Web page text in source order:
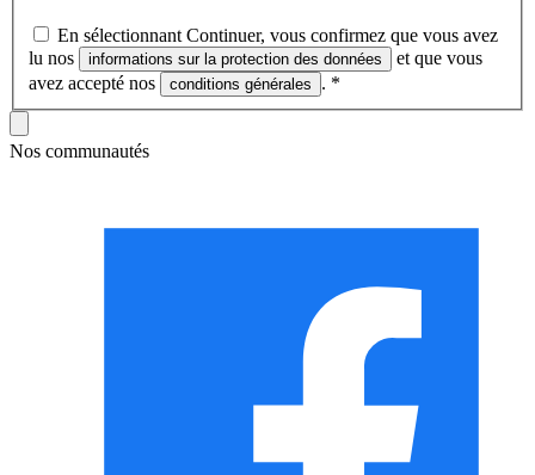
En sélectionnant Continuer, vous confirmez que vous avez
lu nos
informations sur la protection des données
et que vous
avez accepté nos
conditions générales . *
Nos communautés